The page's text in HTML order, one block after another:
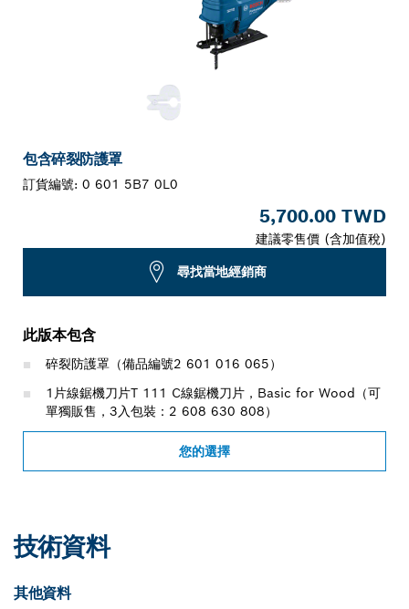
包含碎裂防護罩
訂貨編號: 0 601 5B7 0L0
5,700.00 TWD
建議零售價 (含加值稅)
尋找當地經銷商
此版本包含
碎裂防護罩（備品編號2 601 016 065）
1片線鋸機刀片T 111 C線鋸機刀片，Basic for Wood（可
單獨販售，3入包裝：2 608 630 808）
您的選擇
技術資料
其他資料